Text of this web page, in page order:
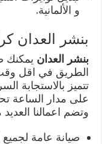
و الألمانية.
بنشر العدان
بنشر العدان يمكنك
الطريق في اقل
تتميز بالاستجابة
على مدار الساعة
وتضم اعمالنا
صيانة عامة لجميع